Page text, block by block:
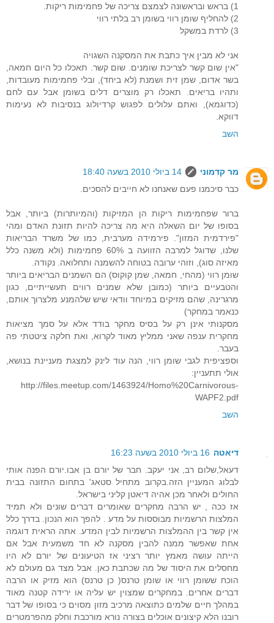
1) בראש ובראשונה לצמצם צריכה של פחמימות ריקות.
2) להחליף שומן רווי בשומן רב בלתי רווי
3) לרדת במשקל
אני לא מבין איך כתבת את המסקנה השגויה
"אין שום קשר לצריכת שומנים. שום קשר. תאכלו כל היום חמאה,
בשר אדום, שמן זית ושמנת (לא ביחד), ובלי פחמימות מעובדות,
ותהיו בריאים. תאכלו רק מוצרים דלים בשומן אבל עם לחם
(כדוגמא), ואתם עלולים לפגוש קרדיולוג בנסיבות לא נעימות
דווקא.
השב
מר קדמוני
14 ביולי 2010 בשעה 18:40
כבר סיכמנו פעם שאנחנו לא חייבים להסכים.
ברור שפחמימות ריקות הן המזיקות (והמיותרות) ביותר, אבל
בסופו של יום השאלה היא מה צריכה להיות תזונת האדם ומהי
"פירדמית המזון". פירמידה מערבית, כמו של משרד הבריאות
שלנו, שדוגל למרבה הזוועה ב 60% פחמימות (ולא משנה כלל
מאיזה סוג), וזוהי ערובה בטוחה להשמנה ותחלואה. נקודה.
שומן רווי (מהחי, חמאה, שמן קוקוס) הם השמנים הבריאים ביותר
והטבעיים ביותר (כמובן שלא שמנים רווים תעשייתיים, כגון
מרגרינה, שהם מזיקים במיוחד וודאי שיש שלהמנע מלצרוך אותם,
כנאמר במחקר)
מסקנותי אינן רק על בסיס מחקר בודד אלא על סמך מציאות
מחקרית ענפה שאני ממליץ מאוד לקרוא, ואת חלקה ציטטתי פה
בעבר.
וספציפית לגבי שומן רווי, הנה עוד לינק למצגת מעניינת בנושא,
אולי תתעניין:
http://files.meetup.com/1463924/Homo%20Carnivorous-
WAPF2.pdf
השב
דיאטה 16 ביולי 2010 בשעה 16:23
דעאל,שלום רב, אני יעקב. חבר של יורם בן אבו.יורם הפנה אותי
לבלוג המעניין הזה.בקרוב מתחיל סטאג' בתחום התזונה בבית
החולים ולאחר מכן אהיה דיאטן קליני בישראל.
אז ככה , יש הרבה מחקרים שאומרים דברים שונים ולא תמיד
המלצות הרשמיות מבוססות על מדע . להפך הוא הנכון. בדרך כלל
אין קשר בין ההמלצות הרשמיות לבין המדע. אתה הראית דוגמה
אחת שאפשר ממנה להבין מסקנה לא חד משמעית אבל אם
הייתה עושה מאמץ יותר רציני אז הטיעונים של יורם לא היו
מחסלים את היסוד של מה שכתבת כאן. אבל מצד גם מעולם לא
הוכח ששומן רווי או שומן טרנס( כן טרנס) הוא מזיק או הרבה
דברים אחרים. במחקרים שמצוין יש עליה או ירידה קטנה מאוד
במהלך חיים שלמים כתוצאה מרכיב מזון מסוים כי בסופו של דבר
רובנו הלא קיצונים אוכלים בצורה נורא מורכבת וחלק מהפרמטרים